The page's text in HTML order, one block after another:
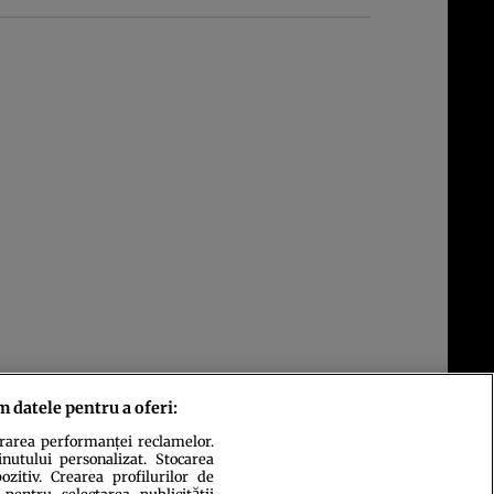
datele pentru a oferi:
performanței reclamelor.
personalizat. Stocarea
Crearea profilurilor de